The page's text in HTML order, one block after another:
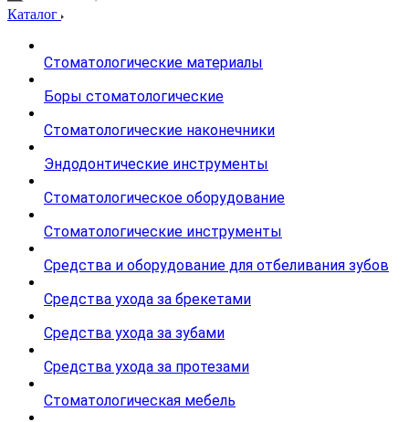
Каталог
Стоматологические материалы
Боры стоматологические
Стоматологические наконечники
Эндодонтические инструменты
Стоматологическое оборудование
Стоматологические инструменты
Средства и оборудование для отбеливания зубов
Средства ухода за брекетами
Средства ухода за зубами
Средства ухода за протезами
Стоматологическая мебель